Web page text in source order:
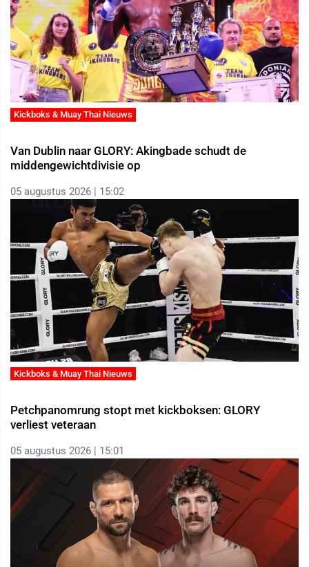
Kickboks & Muay Thai Nieuws
Van Dublin naar GLORY: Akingbade schudt de
middengewichtdivisie op
05 augustus 2026 | 15:02
Kickboks & Muay Thai Nieuws
Petchpanomrung stopt met kickboksen: GLORY
verliest veteraan
05 augustus 2026 | 15:01